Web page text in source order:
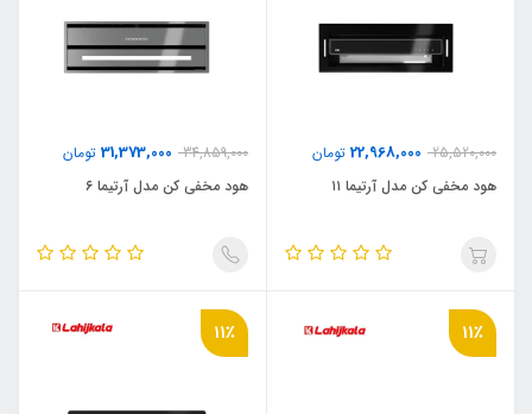
25,520,000
22,968,000 تومان
هود مخفی کن مدل آرتیما ۱۱
34,859,000
31,373,000 تومان
هود مخفی کن مدل آرتیما ۶
11٪ 11٪